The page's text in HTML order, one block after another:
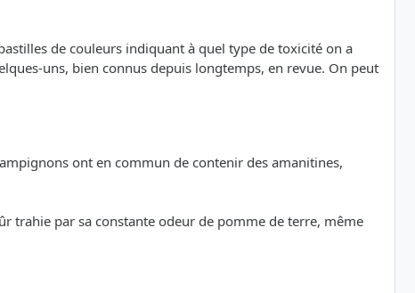
de couleurs indiquant à quel type de toxicité on a
uns, bien connus depuis longtemps, en revue. On peut
ont en commun de contenir des amanitines,
trahie par sa constante odeur de pomme de terre, même